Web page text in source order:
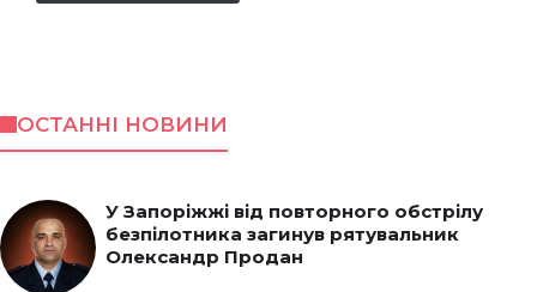
ОСТАННІ НОВИНИ
У Запоріжжі від повторного обстрілу
безпілотника загинув рятувальник
Олександр Продан